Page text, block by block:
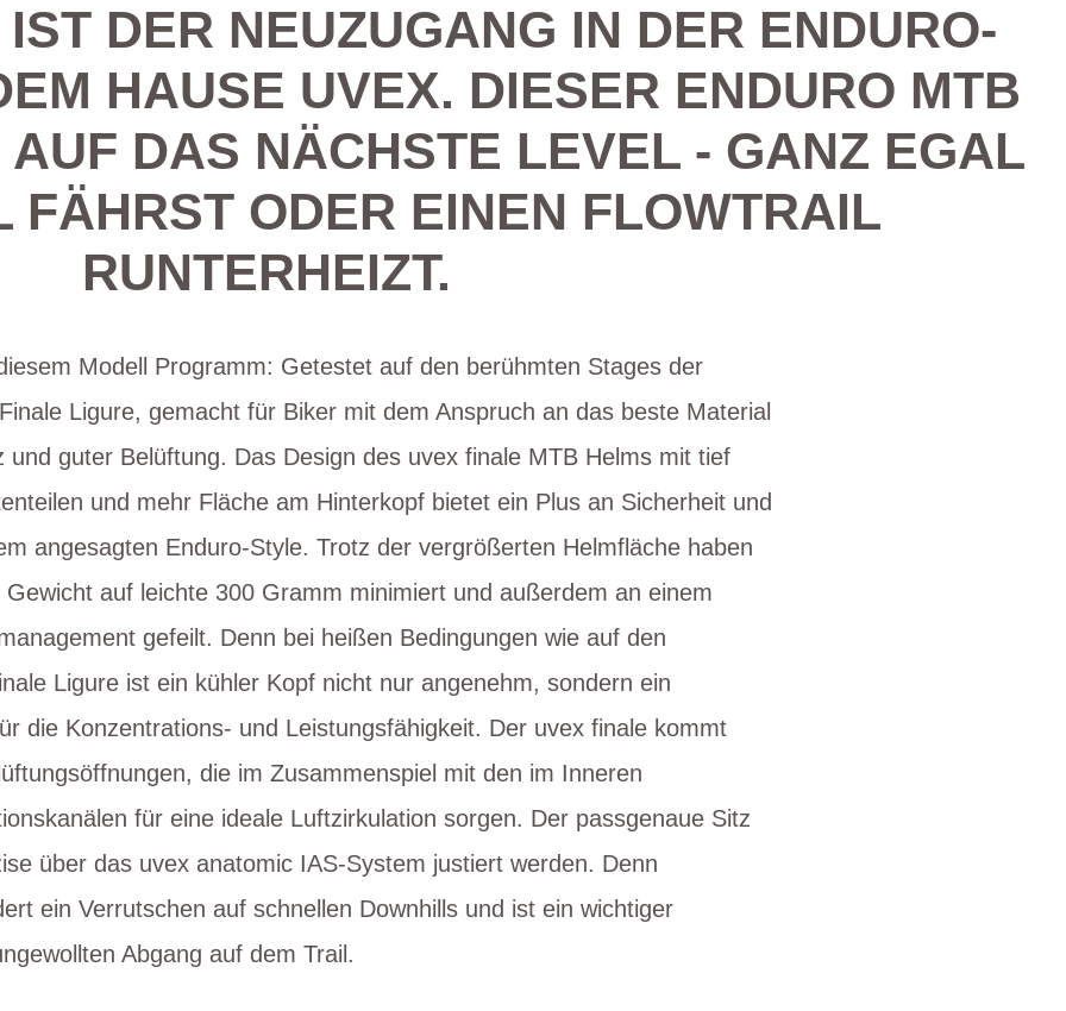
DER NEUZUGANG IN DER ENDURO-
HAUSE UVEX. DIESER ENDURO MTB
DAS NÄCHSTE LEVEL - GANZ EGAL
FÄHRST ODER EINEN FLOWTRAIL
RUNTERHEIZT.
Modell Programm: Getestet auf den berühmten Stages der
Ligure, gemacht für Biker mit dem Anspruch an das beste Material
und guter Belüftung. Das Design des uvex finale MTB Helms mit tief
und mehr Fläche am Hinterkopf bietet ein Plus an Sicherheit und
angesagten Enduro-Style. Trotz der vergrößerten Helmfläche haben
auf leichte 300 Gramm minimiert und außerdem an einem
gefeilt. Denn bei heißen Bedingungen wie auf den
Ligure ist ein kühler Kopf nicht nur angenehm, sondern ein
die Konzentrations- und Leistungsfähigkeit. Der uvex finale kommt
die im Zusammenspiel mit den im Inneren
für eine ideale Luftzirkulation sorgen. Der passgenaue Sitz
über das uvex anatomic IAS-System justiert werden. Denn
ein Verrutschen auf schnellen Downhills und ist ein wichtiger
Abgang auf dem Trail.